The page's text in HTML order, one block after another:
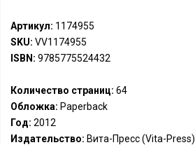
Артикул: 1174955
SKU: VV1174955
ISBN: 9785775524432
Количество страниц: 64
Обложка: Paperback
Год: 2012
Издательство: Вита-Пресс (Vita-Press)